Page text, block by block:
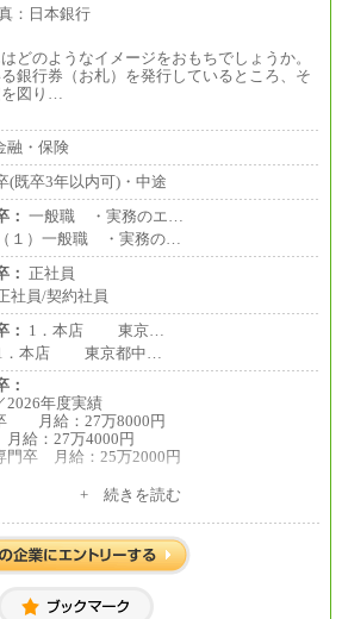
どのようなイメージをおもちでしょうか。
銀行券（お札）を発行しているところ、そ
を図り…
融・保険
(既卒3年以内可)・中途
： 一般職 ・実務のエ…
（１）一般職 ・実務の…
： 正社員
社員/契約社員
： 1．本店 東京…
．本店 東京都中…
：
2026年度実績
月給：27万8000円
給：27万4000円
門卒 月給：25万2000円
等を考慮し決定いたします。
間中も給与に変更はございません
+ 続きを読む